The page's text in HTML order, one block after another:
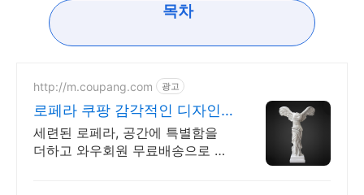
목차
http://m.coupang.com 광고
로페라 쿠팡 감각적인 디자인
으로 공간변화
세련된 로페라, 공간에 특별함을
더하고 와우회원 무료배송으로 받